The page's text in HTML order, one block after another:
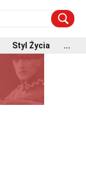
Styl Życia
...